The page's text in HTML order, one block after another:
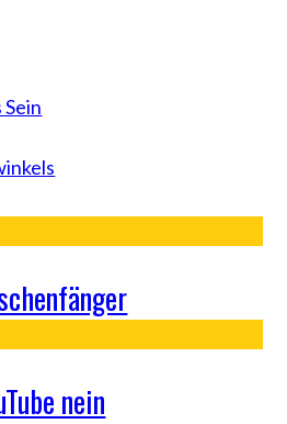
nein